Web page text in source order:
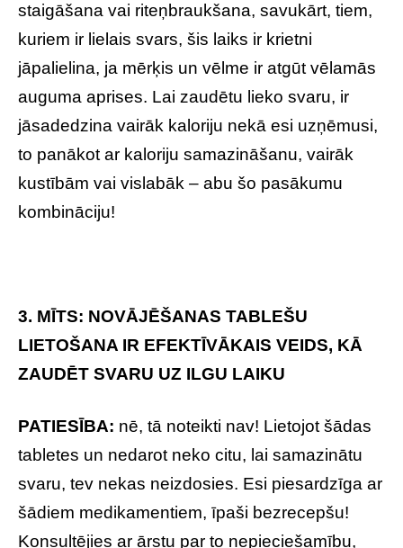
staigāšana vai riteņbraukšana, savukārt, tiem,
kuriem ir lielais svars, šis laiks ir krietni
jāpalielina, ja mērķis un vēlme ir atgūt vēlamās
auguma aprises. Lai zaudētu lieko svaru, ir
jāsadedzina vairāk kaloriju nekā esi uzņēmusi,
to panākot ar kaloriju samazināšanu, vairāk
kustībām vai vislabāk – abu šo pasākumu
kombināciju!
3. MĪTS: NOVĀJĒŠANAS TABLEŠU
LIETOŠANA IR EFEKTĪVĀKAIS VEIDS, KĀ
ZAUDĒT SVARU UZ ILGU LAIKU
PATIESĪBA: nē, tā noteikti nav! Lietojot šādas
tabletes un nedarot neko citu, lai samazinātu
svaru, tev nekas neizdosies. Esi piesardzīga ar
šādiem medikamentiem, īpaši bezrecepšu!
Konsultējies ar ārstu par to nepieciešamību,